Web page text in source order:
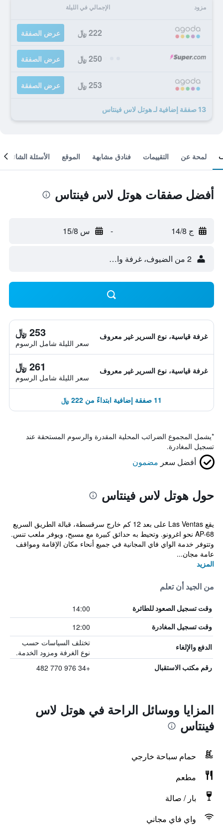
مزود الإجمالي في الليلة
222 ﷼ عرض الصفقة
250 ﷼ عرض الصفقة
253 ﷼ عرض الصفقة
13 صفقة إضافية لـ هوتل لاس فينتاس
لمحة عن التقييمات فنادق مشابهة الموقع الأسئلة الشائعة
أفضل صفقات هوتل لاس فينتاس
ج 14/8 - س 15/8
2 من الضيوف، غرفة واحدة
غرفة قياسية، نوع السرير غير معروف 253 ﷼
سعر الليلة شامل الرسوم
غرفة قياسية، نوع السرير غير معروف 261 ﷼
سعر الليلة شامل الرسوم
11 صفقة إضافية ابتداءً من 222 ﷼
*يشمل المجموع الضرائب المحلية المقدرة والرسوم المستحقة عند
تسجيل المغادرة.
أفضل سعر مضمون
حول هوتل لاس فينتاس
يقع Las Ventas على بعد 12 كم خارج سرقسطة، قبالة الطريق السريع
AP-68 نحو اغرونو. وتحيط به حدائق كبيرة مع مسبح، ويوفر ملعب تنس.
وتتوفر خدمة الواي فاي المجانية في جميع أنحاء مكان الإقامة ومواقف
عامة مجان...
المزيد
من الجيد أن تعلم
وقت تسجيل الصعود للطائرة 14:00
وقت تسجيل المغادرة 12:00
الدفع والإلغاء
تختلف السياسات حسب
نوع الغرفة ومزود الخدمة.
رقم مكتب الاستقبال +34 976 770 482
المزايا ووسائل الراحة في هوتل لاس
فينتاس
حمام سباحة خارجي
مطعم
بار / صالة
واي فاي مجاني